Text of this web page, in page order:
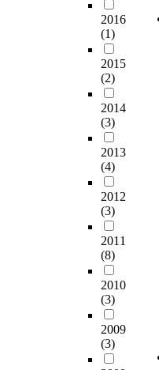
2016
(1)
2015
(2)
2014
(3)
2013
(4)
2012
(3)
2011
(8)
2010
(3)
2009
(3)